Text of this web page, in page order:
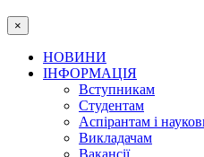
×
НОВИНИ
ІНФОРМАЦІЯ
Вступникам
Студентам
Аспірантам і
Викладачам
Вакансії